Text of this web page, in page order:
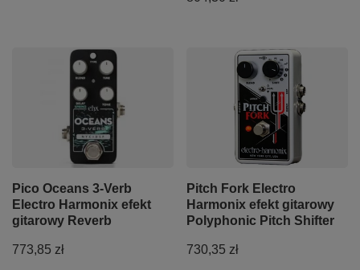
Pico Oceans 3-Verb
Electro Harmonix efekt
gitarowy Reverb
773,85 zł
Pitch Fork Electro
Harmonix efekt gitarowy
Polyphonic Pitch Shifter
730,35 zł